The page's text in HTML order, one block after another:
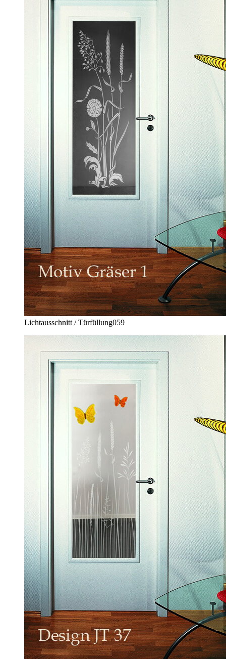
Lichtausschnitt / Türfüllung059